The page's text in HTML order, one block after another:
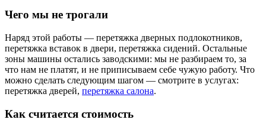
Чего мы не трогали
Наряд этой работы — перетяжка дверных подлокотников,
перетяжка вставок в двери, перетяжка сидений. Остальные
зоны машины остались заводскими: мы не разбираем то, за
что нам не платят, и не приписываем себе чужую работу. Что
можно сделать следующим шагом — смотрите в услугах:
перетяжка дверей, перетяжка салона.
Как считается стоимость